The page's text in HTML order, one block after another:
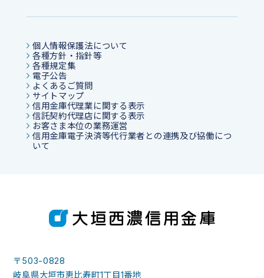
個人情報保護法について
各種方針・指針等
各種規定集
電子公告
よくあるご質問
サイトマップ
信用金庫代理業に関する表示
信託契約代理店に関する表示
お客さま本位の業務運営
信用金庫電子決済等代行業者との連携及び協働につ
いて
〒503-0828
岐阜県大垣市恵比寿町1丁目1番地